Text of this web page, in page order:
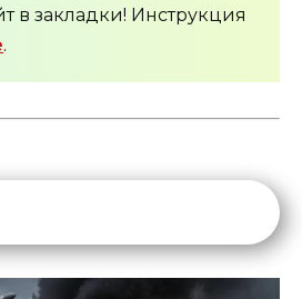
в закладки! Инструкция
.